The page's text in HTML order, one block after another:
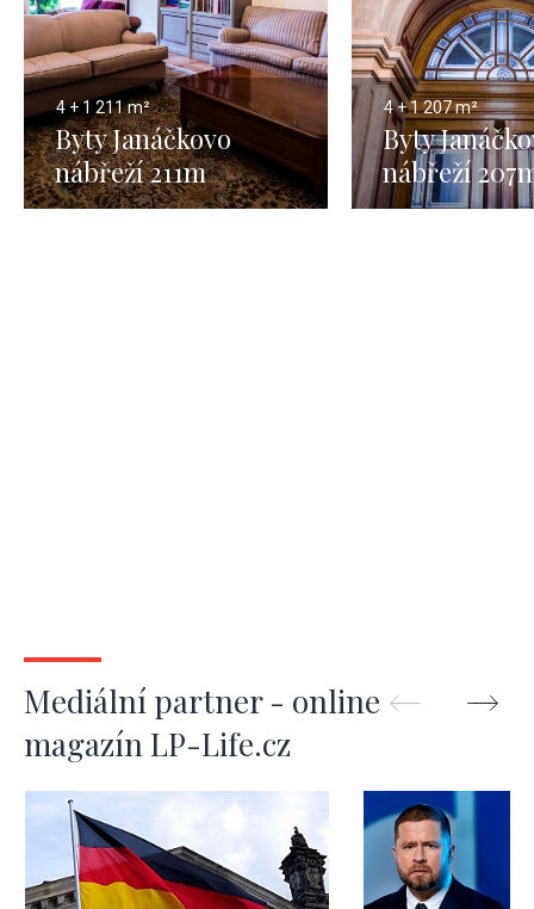
4 + 1 211 m²
Byty Janáčkovo
nábřeží 211m
4 + 1207 m²
Byty
nábřeží
Mediální partner - online
magazín LP-Life.cz